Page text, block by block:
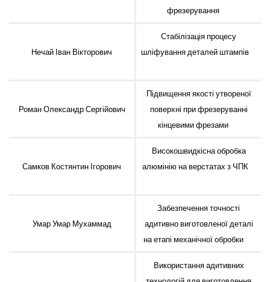
фрезерування
Нечай Іван Вікторович
Стабілізація процесу
шліфування деталей штампів
Роман Олександр Сергійович
Підвищення якості утвореної
поверхні при фрезеруванні
кінцевими фрезами
Самков Костянтин Ігорович
Високошвидкісна обробка
алюмінію на верстатах з ЧПК
Умар Умар Мухаммад
Забезпечення точності
адитивно виготовленої деталі
на етапі механічної обробки
Використання адитивних